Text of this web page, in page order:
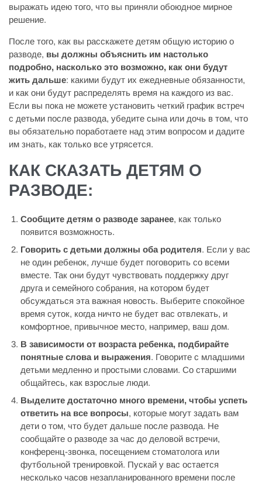
выражать идею того, что вы приняли обоюдное мирное
решение.
После того, как вы расскажете детям общую историю о
разводе, вы должны объяснить им настолько
подробно, насколько это возможно, как они будут
жить дальше: какими будут их ежедневные обязанности,
и как они будут распределять время на каждого из вас.
Если вы пока не можете установить четкий график встреч
с детьми после развода, убедите сына или дочь в том, что
вы обязательно поработаете над этим вопросом и дадите
им знать, как только все утрясется.
КАК СКАЗАТЬ ДЕТЯМ О
РАЗВОДЕ:
Сообщите детям о разводе заранее, как только
появится возможность.
Говорить с детьми должны оба родителя. Если у вас
не один ребенок, лучше будет поговорить со всеми
вместе. Так они будут чувствовать поддержку друг
друга и семейного собрания, на котором будет
обсуждаться эта важная новость. Выберите спокойное
время суток, когда ничто не будет вас отвлекать, и
комфортное, привычное место, например, ваш дом.
В зависимости от возраста ребенка, подбирайте
понятные слова и выражения. Говорите с младшими
детьми медленно и простыми словами. Со старшими
общайтесь, как взрослые люди.
Выделите достаточно много времени, чтобы успеть
ответить на все вопросы, которые могут задать вам
дети о том, что будет дальше после развода. Не
сообщайте о разводе за час до деловой встречи,
конференц-звонка, посещением стоматолога или
футбольной тренировкой. Пускай у вас остается
несколько часов незапланированного времени после